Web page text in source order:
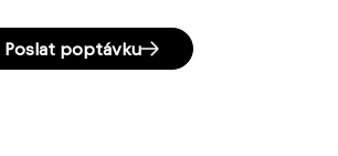
Poslat poptávku